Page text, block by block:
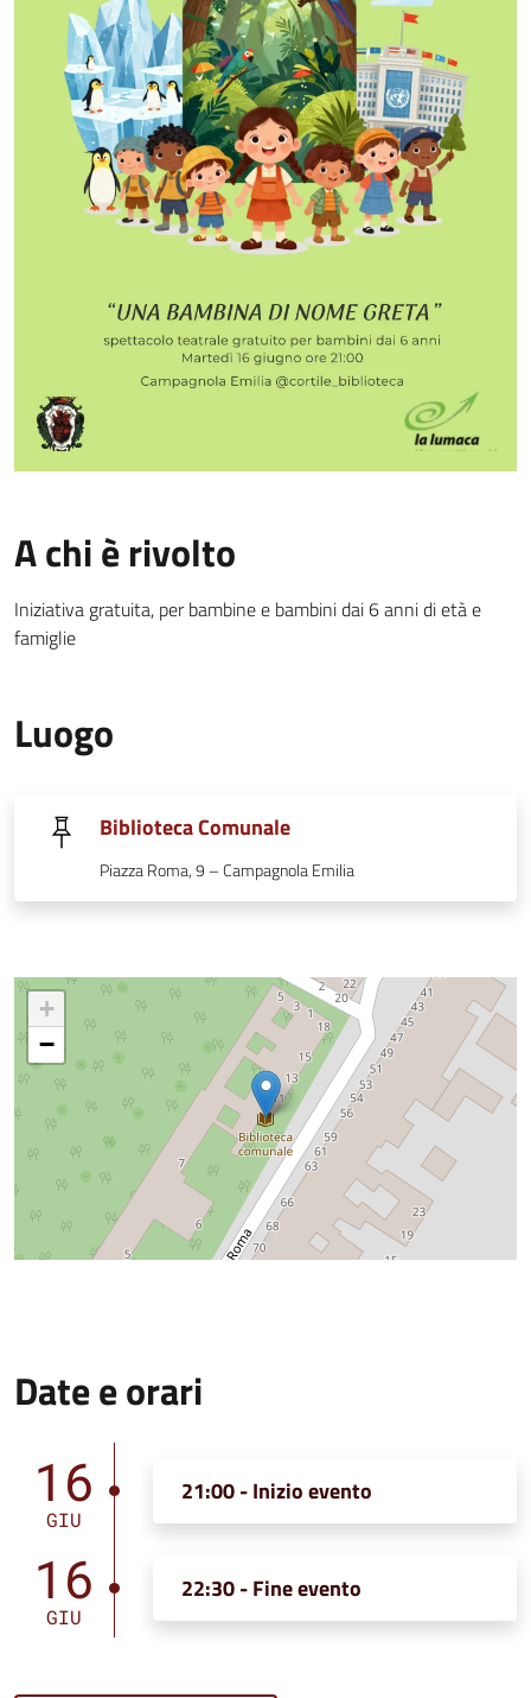
A chi è rivolto
Iniziativa gratuita, per bambine e bambini dai 6 anni di età e
famiglie
Luogo
Biblioteca Comunale
Piazza Roma, 9 – Campagnola Emilia
+
−
Date e orari
16
GIU
21:00 - Inizio evento
16
GIU
22:30 - Fine evento